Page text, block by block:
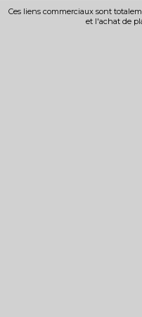
Ces liens commerciaux sont
et l'achat de